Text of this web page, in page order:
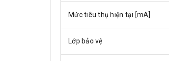
Mức tiêu thụ hiện tại [mA]
Lớp bảo vệ